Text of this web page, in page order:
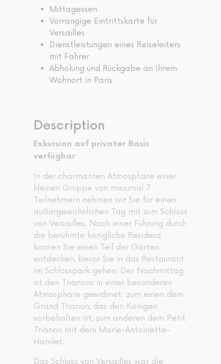
Mittagessen
Vorrangige Eintrittskarte für
Versailles
Dienstleistungen eines Reiseleiters
mit Fahrer
Abholung und Rückgabe an Ihrem
Wohnort in Paris
Description
Exkursion auf privater Basis
verfügbar
In der charmanten Atmosphäre einer
kleinen Gruppe von maximal 7
Teilnehmern nehmen wir Sie für einen
außergewöhnlichen Tag mit zum Schloss
von Versailles. Nach einer Führung durch
die berühmte königliche Residenz
können Sie einen Teil der Gärten
entdecken, bevor Sie in das Restaurant
im Schlosspark gehen. Der Nachmittag
ist den Trianons in einer besonderen
Atmosphäre gewidmet: zum einen dem
Grand Trianon, das den Königen
vorbehalten ist, zum anderen dem Petit
Trianon mit dem Marie-Antoinette-
Hamlet.
Das Schloss von Versailles war die